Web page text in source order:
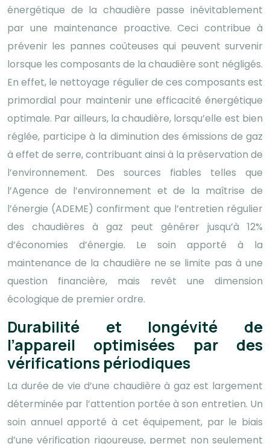
énergétique de la chaudière passe inévitablement
par une maintenance proactive. Ceci contribue à
prévenir les pannes coûteuses qui peuvent survenir
lorsque les composants de la chaudière sont négligés.
En effet, le nettoyage régulier de ces composants est
primordial pour maintenir une efficacité énergétique
optimale. Par ailleurs, la chaudière, lorsqu’elle est bien
réglée, participe à la diminution des émissions de gaz
à effet de serre, contribuant ainsi à la préservation de
l’environnement. Des sources fiables telles que
l’Agence de l’environnement et de la maîtrise de
l’énergie (ADEME) confirment que l’entretien régulier
des chaudières à gaz peut générer jusqu’à 12%
d’économies d’énergie. Le soin apporté à la
maintenance de la chaudière ne se limite pas à une
question financière, mais revêt une dimension
écologique de premier ordre.
Durabilité et longévité de
l’appareil optimisées par des
vérifications périodiques
La durée de vie d’une chaudière à gaz est largement
déterminée par l’attention portée à son entretien. Un
soin annuel apporté à cet équipement, par le biais
d’une vérification rigoureuse, permet non seulement